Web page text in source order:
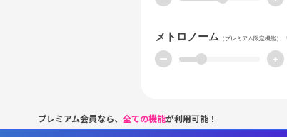
メトロノーム （プレミアム限定機能）
ー +
プレミアム会員なら、 全ての機能が利用可能！